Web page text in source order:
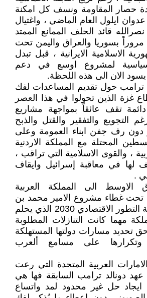
حصار المقاومة ونسف كل امكنة
ايلول العام الماضي ، واغتيال
قائد الحلف الممانع الممتد
بسوريا والعراق واليمن تحت
الاسلامية الايرانية ، قبل تبدل
لمشروع اوسع في دعم
يسود الان الى هذه اللحظة.
ترامب حول تقديم المساعدات لفك
غزة الذين تحولوا في هذا العصر
تقف عائقاً بمواجهة مشاريع
التجويع والتفقير والقتل والذبح
دون رف جفن ابناء العمومة وعلى
المحتلة مع المملكة الاردنية
، والقوى الاسلامية التي تراقب ،
لها في معاقبة إسرائيل وايقاف
.
الاوسط الى المملكة العربية
تحت غطاء مشروع الامير محمد بن
سلمان صاحب نظرية التطور الاقتصادي 2030 الذي يحلم
مهما كانت التنازلات المطلوبة
مسارات دولتها المستهلكة
على مسامع ألعرب
العربية المتحدة التي رعت
عهد دونالد ترامب السابقة فها هي
ايجاد حل غير محدود لمد واتساع